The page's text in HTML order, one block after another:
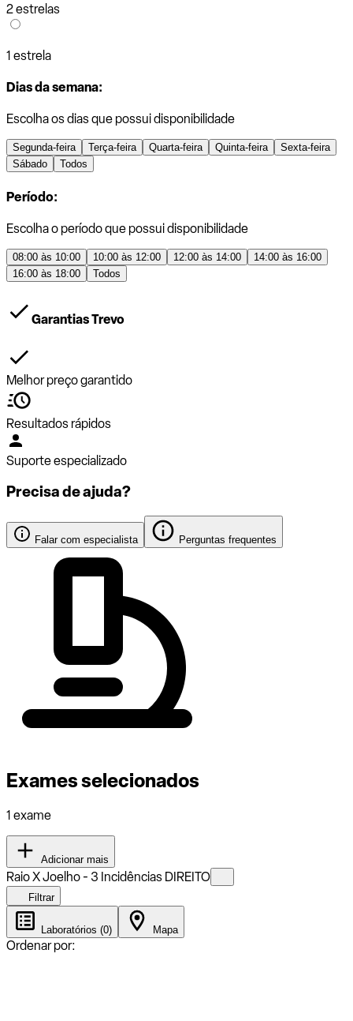
2 estrelas
1 estrela
Dias da semana:
Escolha os dias que possui disponibilidade
Segunda-feira Terça-feira Quarta-feira Quinta-feira
Sexta-feira
Sábado
Todos
Período:
Escolha o período que possui disponibilidade
08:00 às 10:00 10:00 às 12:00 12:00 às 14:00
14:00 às 16:00
16:00 às 18:00
Todos
Garantias Trevo
Melhor preço garantido
Resultados rápidos
Suporte especializado
Precisa de ajuda?
Falar com especialista Perguntas frequentes
Exames selecionados
1 exame
Adicionar mais
Raio X Joelho - 3 Incidências DIREITO
Filtrar
Laboratórios (0) Mapa
Ordenar por: